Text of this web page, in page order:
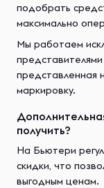
подобрать
максимально
Мы работаем
представленная
маркировку.
получить?
На Бьютери
скидки, что
выгодным ценам.